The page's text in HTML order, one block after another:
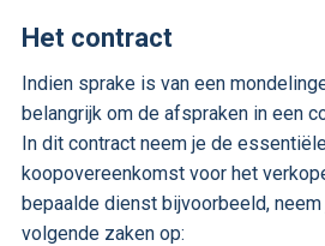
Het contract
Indien sprake is van een
belangrijk om de afspraken in een
In dit contract neem je de
koopovereenkomst voor het
bepaalde dienst bijvoorbeeld,
volgende zaken op: